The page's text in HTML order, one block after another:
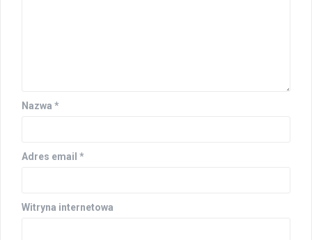
Nazwa *
Adres email *
Witryna internetowa